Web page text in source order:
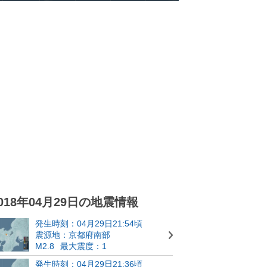
年04月29日の地震情報
発生時刻：04月29日21:54頃
震源地：京都府南部
M2.8
最大震度：1
発生時刻：04月29日21:36頃